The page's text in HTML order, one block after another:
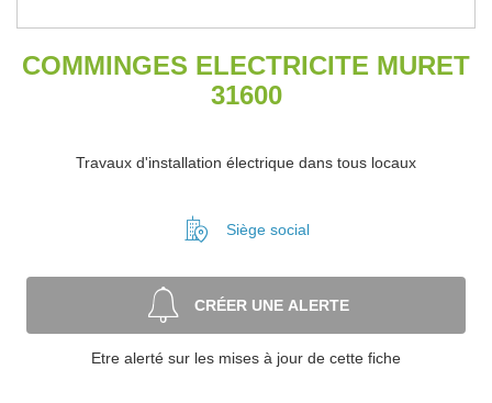
COMMINGES ELECTRICITE MURET
31600
Travaux d'installation électrique dans tous locaux
Siège social
CRÉER UNE ALERTE
Etre alerté sur les mises à jour de cette fiche